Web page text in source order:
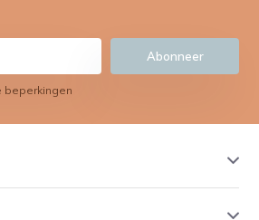
Abonneer
beperkingen